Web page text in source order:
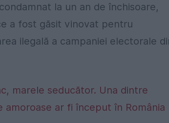
la un an de închisoare,
a fost găsit vinovat pentru
ilegală a campaniei electorale